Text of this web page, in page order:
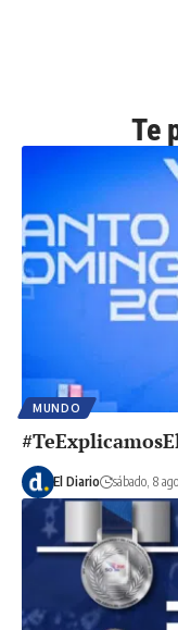
Te
MUNDO
El Diario sábado, 8